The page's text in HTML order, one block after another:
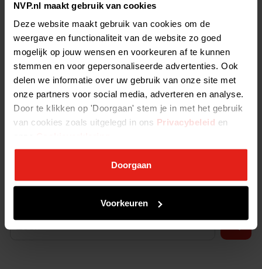
NVP.nl maakt gebruik van cookies
Deze website maakt gebruik van cookies om de
weergave en functionaliteit van de website zo goed
mogelijk op jouw wensen en voorkeuren af te kunnen
stemmen en voor gepersonaliseerde advertenties. Ook
delen we informatie over uw gebruik van onze site met
onze partners voor social media, adverteren en analyse.
Door te klikken op 'Doorgaan' stem je in met het gebruik
van cookies zoals uitgelegd in ons Privacybeleid en
Doorgaan
Voorkeuren
Avedon Capital Partners - Detron
Tjarda Molenaar, directeur NVP:
toeverlaat voor ambitieuze ondernemers in het MKB en maakt groei,
innovatie en verduurzaming mogelijk die er anders niet geweest zou
zijn. Sinds de oprichting van de NVP 40 jaar geleden, is er meer dan
100 miljard geïnvesteerd in Nederlandse bedrijven. Dat is iets om
trots op te zijn. We moeten zorgen voor een goed
Nederland wordt geïnvesteerd.”
overinvesteren,desinvesteringen,fondsenwervingofNederland